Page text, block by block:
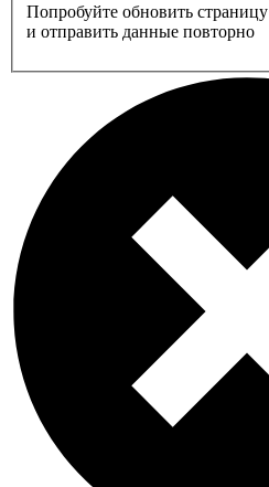
Попробуйте обновить страницу
и отправить данные повторно